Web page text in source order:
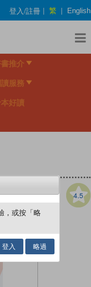
登入/註冊 | 繁 | English
推介
讀服務
好讀
4.5
，或按「略
登入 略過